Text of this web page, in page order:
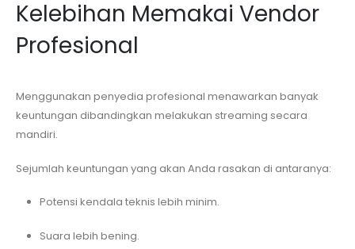
Kelebihan Memakai Vendor
Profesional
Menggunakan penyedia profesional menawarkan banyak
keuntungan dibandingkan melakukan streaming secara
mandiri.
Sejumlah keuntungan yang akan Anda rasakan di antaranya:
Potensi kendala teknis lebih minim.
Suara lebih bening.